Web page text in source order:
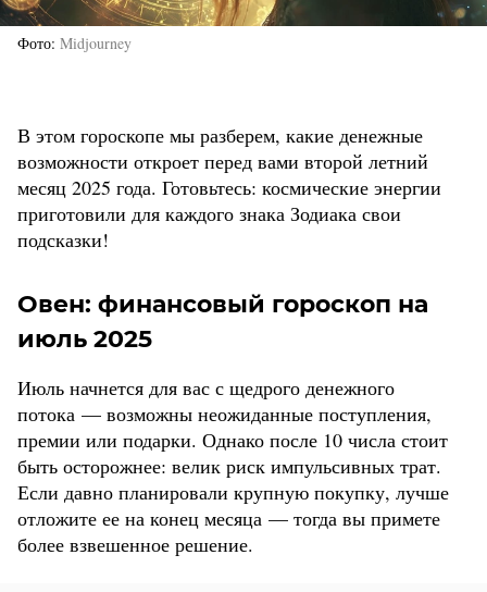
Фото Midjourney
В этом гороскопе мы разберем, какие денежные
возможности откроет перед вами второй летний
месяц 2025 года. Готовьтесь: космические энергии
приготовили для каждого знака Зодиака свои
подсказки!
Овен: финансовый гороскоп на
июль 2025
Июль начнется для вас с щедрого денежного
потока — возможны неожиданные поступления,
премии или подарки. Однако после 10 числа стоит
быть осторожнее: велик риск импульсивных трат.
Если давно планировали крупную покупку, лучше
отложите ее на конец месяца — тогда вы примете
более взвешенное решение.